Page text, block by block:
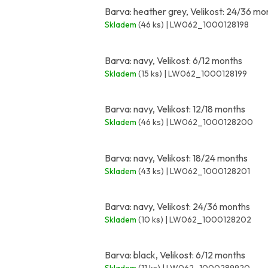
Barva: heather grey, Velikost: 24/36
Skladem (46 ks) | LW062_1000128198
Barva: navy, Velikost: 6/12 months
Skladem (15 ks) | LW062_1000128199
Barva: navy, Velikost: 12/18 months
Skladem (46 ks) | LW062_1000128200
Barva: navy, Velikost: 18/24 months
Skladem (43 ks) | LW062_1000128201
Barva: navy, Velikost: 24/36 months
Skladem (10 ks) | LW062_1000128202
Barva: black, Velikost: 6/12 months